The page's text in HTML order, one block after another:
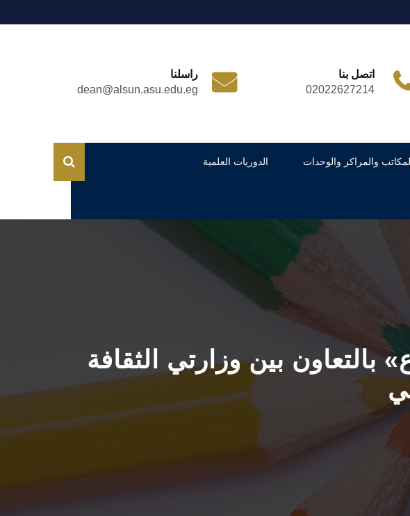
اتصل بنا
02022627214
راسلنا
dean@alsun.asu.edu.eg
والمراكز والوحدات الدوريات العلمية
بين وزارتي الثقافة